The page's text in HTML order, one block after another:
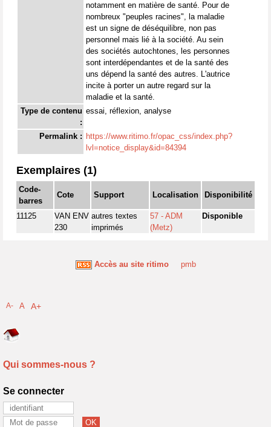
notamment en matière de santé. Pour de
nombreux "peuples racines", la maladie
est un signe de déséquilibre, non pas
personnel mais lié à la société. Au sein
des sociétés autochtones, les personnes
sont interdépendantes et de la santé des
uns dépend la santé des autres. L'autrice
incite à porter un autre regard sur la
maladie et la santé.
Type de contenu
:
essai, réflexion, analyse
Permalink : https://www.ritimo.fr/opac_css/index.php?
lvl=notice_display&id=84394
Exemplaires (1)
Code-
barres
Cote Support Localisation Disponibilité
11125
VAN ENV
230
autres textes
imprimés
57 - ADM
(Metz)
Disponible
Accès au site ritimo pmb
A- A A+
Qui sommes-nous ?
Se connecter